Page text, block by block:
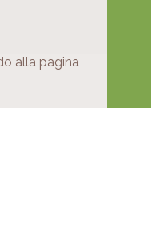
alla pagina